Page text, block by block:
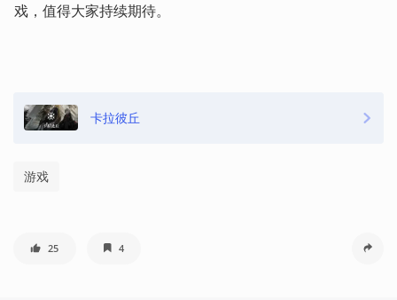
戏，值得大家持续期待。
卡拉彼丘
游戏
25 4